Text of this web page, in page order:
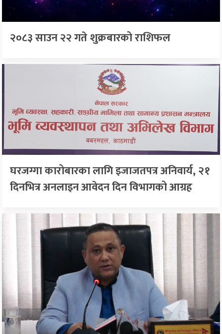
२०८३ साउन २२ गते शुक्रबारको राशिफल
घरजग्गा कारोबारका लागि इजाजतपत्र अनिवार्य, २१
दिनभित्र अनलाइन आवेदन दिन विभागको आग्रह